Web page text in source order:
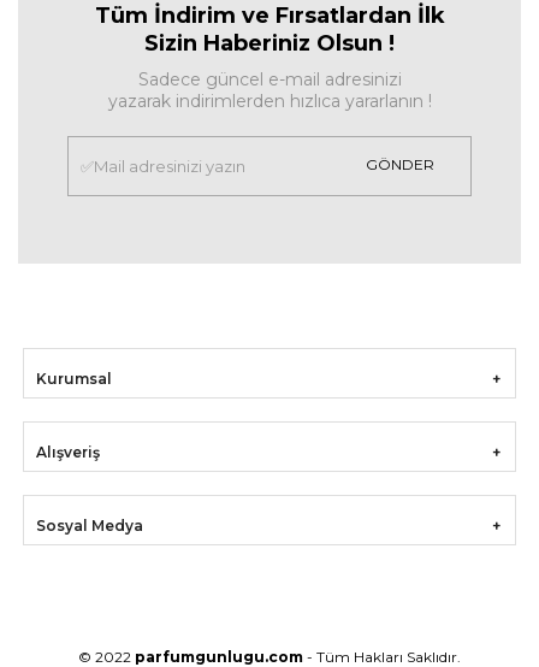
Tüm İndirim ve Fırsatlardan İlk
Sizin Haberiniz Olsun !
Sadece güncel e-mail adresinizi
yazarak indirimlerden hızlıca yararlanın !
GÖNDER
Kurumsal
Alışveriş
Sosyal Medya
© 2022 parfumgunlugu.com - Tüm Hakları Saklıdır.